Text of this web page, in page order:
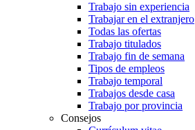
Trabajo sin experiencia
Trabajar en el extranjero
Todas las ofertas
Trabajo titulados
Trabajo fin de semana
Tipos de empleos
Trabajo temporal
Trabajos desde casa
Trabajo por provincia
Consejos